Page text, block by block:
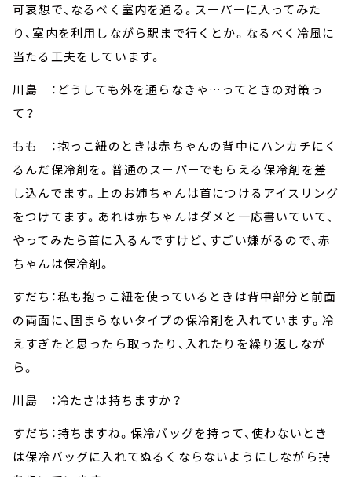
可哀想で、なるべく室内を通る。スーパーに入ってみた
り、室内を利用しながら駅まで行くとか。なるべく冷風に
当たる工夫をしています。
川島 ：どうしても外を通らなきゃ…ってときの対策っ
て？
もも ：抱っこ紐のときは赤ちゃんの背中にハンカチにく
るんだ保冷剤を。普通のスーパーでもらえる保冷剤を差
し込んでます。上のお姉ちゃんは首につけるアイスリング
をつけてます。あれは赤ちゃんはダメと一応書いていて、
やってみたら首に入るんですけど、すごい嫌がるので、赤
ちゃんは保冷剤。
すだち：私も抱っこ紐を使っているときは背中部分と前面
の両面に、固まらないタイプの保冷剤を入れています。冷
えすぎたと思ったら取ったり、入れたりを繰り返しなが
ら。
川島 ：冷たさは持ちますか？
すだち：持ちますね。保冷バッグを持って、使わないとき
は保冷バッグに入れてぬるくならないようにしながら持